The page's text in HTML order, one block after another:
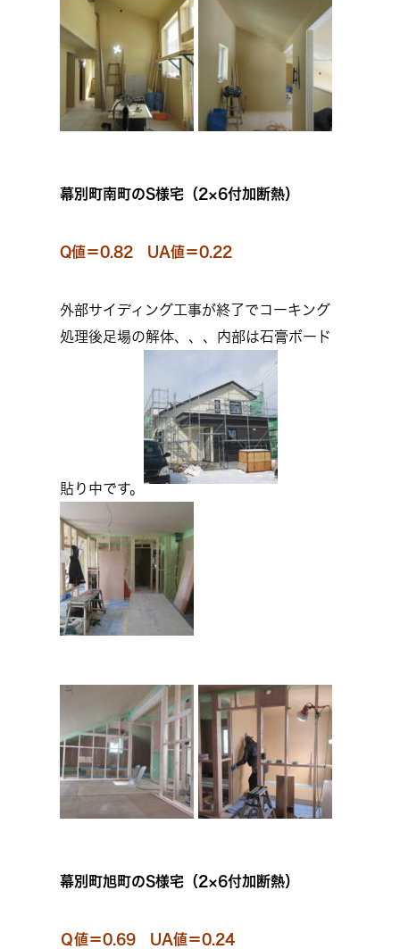
幕別町南町のS様宅（2×6付加断熱）
Q値＝0.82 UA値＝0.22
外部サイディング工事が終了でコーキング
処理後足場の解体、、、内部は石膏ボード
貼り中です。
幕別町旭町のS様宅（2×6付加断熱）
Ｑ値＝0.69 UA値＝0.24